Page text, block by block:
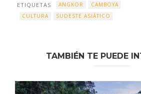
ETIQUETAS ANGKOR
CAMBOYA
CULTURA
SUDESTE ASIÁTICO
TAMBIÉN TE PUEDE